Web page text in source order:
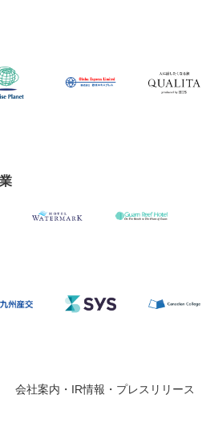
会社案内・IR情報・プレスリリース